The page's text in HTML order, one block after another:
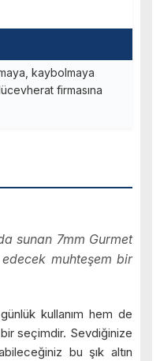
sunan 7mm Gurmet
muhteşem bir
kullanım hem de
seçimdir. Sevdiğinize
bu şık altın
kaybolmaya
firmasına